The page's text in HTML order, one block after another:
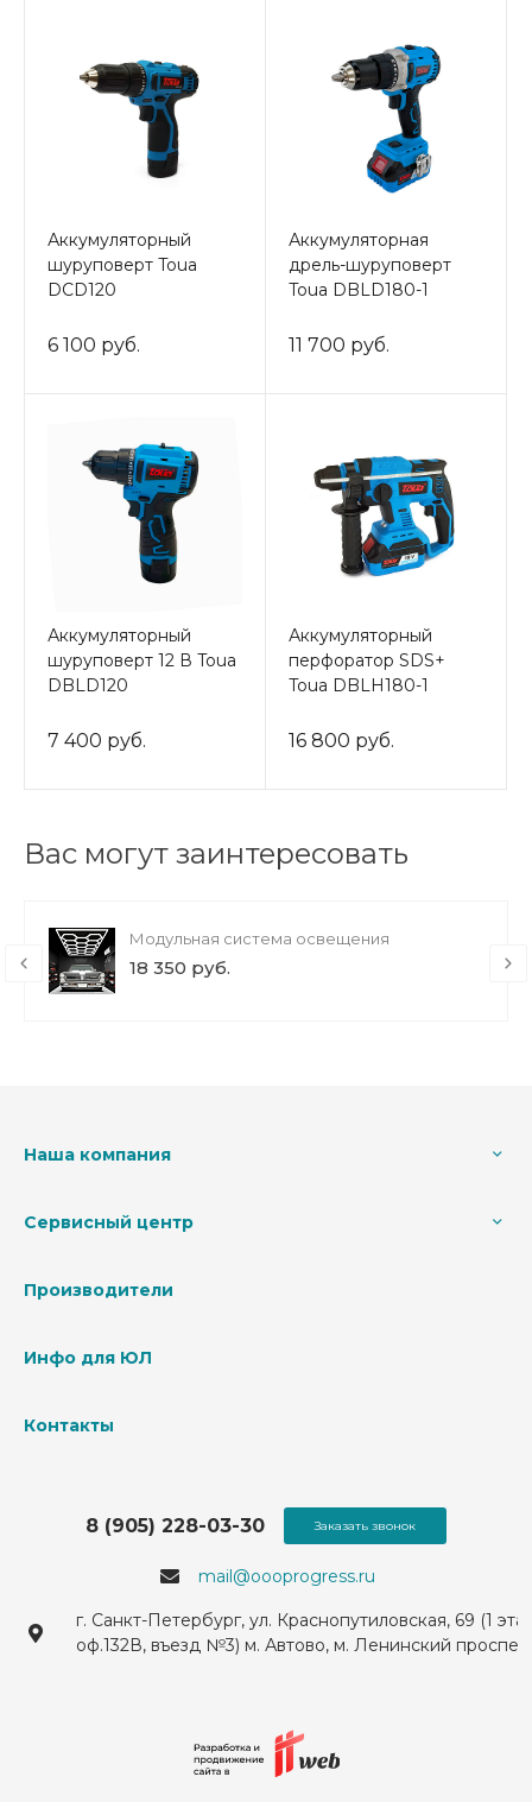
Аккумуляторный
шуруповерт Toua
DCD120
6 100 руб.
Аккумуляторная
дрель-шуруповерт
Toua DBLD180-1
11 700 руб.
Аккумуляторный
шуруповерт 12 В Toua
DBLD120
7 400 руб.
Аккумуляторный
перфоратор SDS+
Toua DBLH180-1
16 800 руб.
Вас могут заинтересовать
Модульная система освещения
18 350 руб.
Наша компания
Сервисный центр
Производители
Инфо для ЮЛ
Контакты
mail@oooprogress.ru
8 (905) 228-03-30
г. Санкт-Петербург, ул. Краснопутиловская, 69 (1
оф.132В, въезд №3) м. Автово, м. Ленинский
Заказать звонок